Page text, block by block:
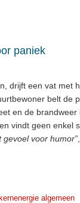
paniek
drijft een vat met
belt de
en de brandweer
vindt geen enkel
gevoel voor humor”
algemeen